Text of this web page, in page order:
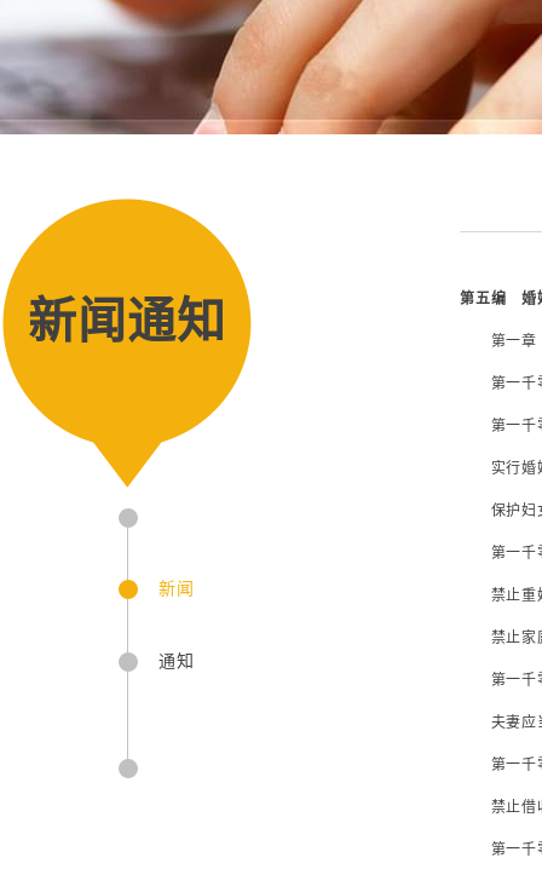
新闻通知
新闻
通知
第五编 婚
第一章
第一千零
第一千零
实行婚姻
保护妇女
第一千零
禁止重婚
禁止家庭
第一千零
夫妻应当
第一千零
禁止借收
第一千零